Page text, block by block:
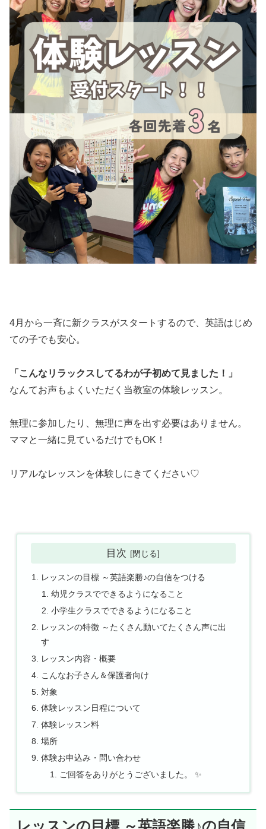
4月から一斉に新クラスがスタートするので、英語はじめ
ての子でも安心。
「こんなリラックスしてるわが子初めて見ました！」
なんてお声もよくいただく当教室の体験レッスン。
無理に参加したり、無理に声を出す必要はありません。
ママと一緒に見ているだけでもOK！
リアルなレッスンを体験しにきてください♡
目次
レッスンの目標 ～英語楽勝♪の自信をつける
幼児クラスでできるようになること
小学生クラスでできるようになること
レッスンの特徴 ～たくさん動いてたくさん声に出
す
レッスン内容・概要
こんなお子さん＆保護者向け
対象
体験レッスン日程について
体験レッスン料
場所
体験お申込み・問い合わせ
ご回答をありがとうございました。 ✨
レッスンの目標 ～英語楽勝♪の自信